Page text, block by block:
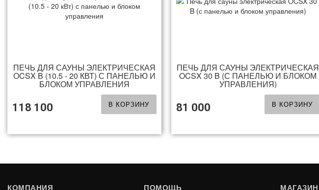
ПЕЧЬ ДЛЯ САУНЫ ЭЛЕКТРИЧЕСКАЯ
ОCSX B (10.5 - 20 КВТ) С ПАНЕЛЬЮ И
БЛОКОМ УПРАВЛЕНИЯ
118 100 В КОРЗИНУ
ПЕЧЬ ДЛЯ САУНЫ ЭЛЕКТРИЧЕСКАЯ
OCSX 30 B (С ПАНЕЛЬЮ И БЛОКОМ
УПРАВЛЕНИЯ)
81 000 В КОРЗИНУ
КОМПАНИЯ ПОМОЩЬ МАГАЗИН